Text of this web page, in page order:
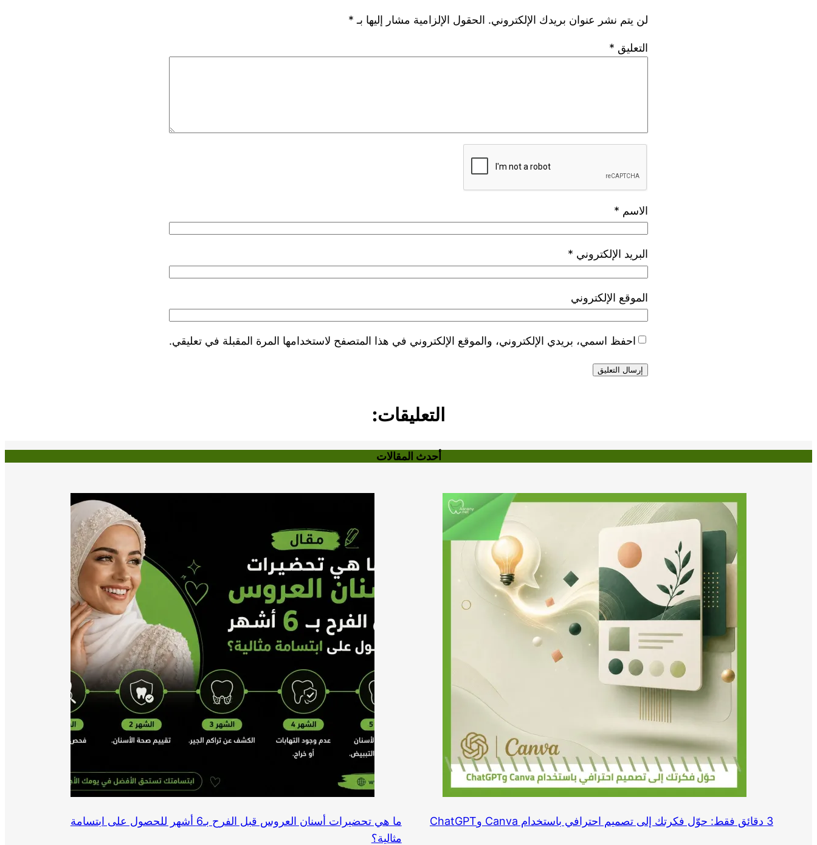
لن يتم نشر عنوان بريدك الإلكتروني. الحقول الإلزامية مشار إليها بـ *
التعليق *
الاسم *
البريد الإلكتروني *
الموقع الإلكتروني
احفظ اسمي، بريدي الإلكتروني، والموقع الإلكتروني في هذا المتصفح لاستخدامها المرة المقبلة في تعليقي.
التعليقات:
أحدث المقالات
3 دقائق فقط: حوّل فكرتك إلى تصميم احترافي باستخدام Canva وChatGPT
ما هي تحضيرات أسنان العروس قبل الفرح بـ6 أشهر للحصول على ابتسامة
مثالية؟